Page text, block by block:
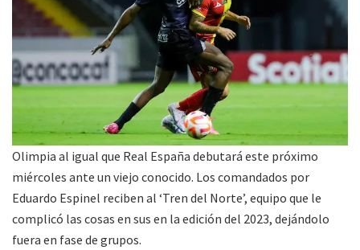
Olimpia al igual que Real España debutará este próximo
miércoles ante un viejo conocido. Los comandados por
Eduardo Espinel reciben al ‘Tren del Norte’, equipo que le
complicó las cosas en sus en la edición del 2023, dejándolo
fuera en fase de grupos.